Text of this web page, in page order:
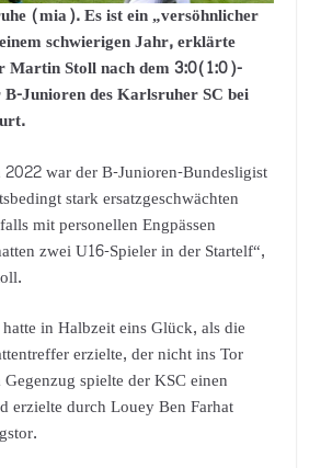
(mia). Es ist ein „versöhnlicher
schwierigen Jahr, erklärte
Martin Stoll nach dem 3:0(1:0)-
Junioren des Karlsruher SC bei
war der B-Junioren-Bundesligist
stark ersatzgeschwächten
mit personellen Engpässen
zwei U16-Spieler in der Startelf“,
in Halbzeit eins Glück, als die
erzielte, der nicht ins Tor
spielte der KSC einen
erzielte durch Louey Ben Farhat